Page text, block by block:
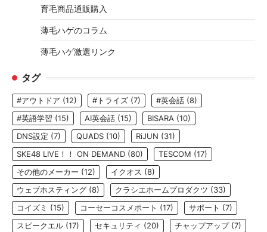
育毛商品通販購入
薄毛ハゲのコラム
薄毛ハゲ激選リンク
タグ
#アウトドア (12) #トライズ (7) #英会話 (8)
#英語学習 (15) AI英会話 (15) BISARA (10)
DNS設定 (7) QUADS (10) RiJUN (31)
SKE48 LIVE！！ ON DEMAND (80) TESCOM (17)
その他のメーカー (12) イクオス (8)
ウェブホスティング (8) クラシエホームプロダクツ (33)
コイズミ (15) コーセーコスメポート (17) サポート (7)
スピークエル (17) セキュリティ (20) チャップアップ(7)